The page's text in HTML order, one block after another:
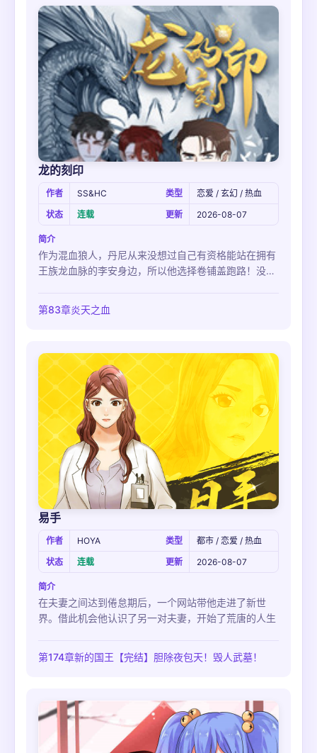
龙的刻印
作者 SS&HC 类型
恋爱 / 玄幻 / 热血
状态
连载 更新 2026-08-07
简介
作为混血狼人，丹尼从来没想过自己有资格能站在拥有
王族龙血脉的李安身边，所以他选择卷铺盖跑路！没想
第83章炎天之血
易手
作者 HOYA 类型
都市 / 恋爱 / 热血
状态
连载 更新 2026-08-07
简介
在夫妻之间达到倦怠期后，一个网站带他走进了新世
界。借此机会他认识了另一对夫妻，开始了荒唐的人生
第174章新的国王【完结】胆除夜包天！毁人武墓！